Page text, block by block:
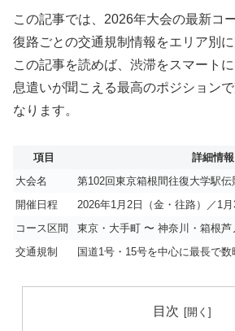
この記事では、2026年大会の最新コ
復路ごとの交通規制情報をエリア別に
この記事を読めば、渋滞をスマート
息遣いが聞こえる最高のポジション
なります。
項目
詳細情報
大会名
第102回東京箱根間往復大学駅伝
開催日程
2026年1月2日（金・往路）／1月
コース区間
東京・大手町 〜 神奈川・箱根芦
交通規制
国道1号・15号を中心に最長で
目次